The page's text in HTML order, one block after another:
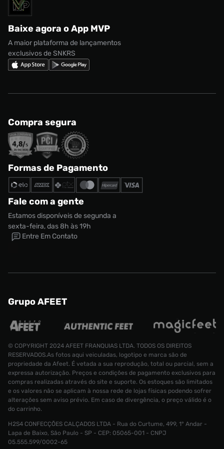
Tênis Nike Court Vision LO BE Feminino
Marcas
adidas Campus
Nike Shox
Política de privacidade
Regulamento CRM/ CASHBACK
Regulamento Cupom
Solicite seus dados
Baixe agora o App MVP
A maior plataforma de lançamentos
exclusivos de SNKRS
Compra segura
Formas de Pagamento
Fale com a gente
Estamos disponíveis de segunda a
sexta-feira, das 8h às 19h
Entre Em Contato
Grupo AFEET
© COPYRIGHT 2024 AFEET FRANQUIAS LTDA. TODOS OS DIREITOS
RESERVADOS.As fotos aqui veiculadas, logotipo e marca são de
propriedade da Afeet. É vetada a sua reprodução, total ou parcial, sem a
expressa autorização. Preços e condições de pagamento exclusivos para
compras realizadas através do site e suporte. Os estoques são limitados
e os valores não se aplicam à nossa rede de lojas físicas podendo sofrer
alterações sem aviso prévio. Em caso de divergência, o preço válido é o
do carrinho.
H2S4 CONFECÇÕES CALÇADOS LTDA - Rua do Curtume, 499, 1° Andar -
Lapa de Baixo, São Paulo - SP - CEP: 05065-001 - CNPJ
05.555.599/0002-65